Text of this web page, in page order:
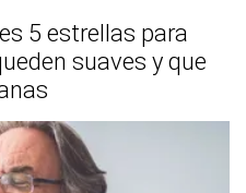
5 estrellas para
suaves y que